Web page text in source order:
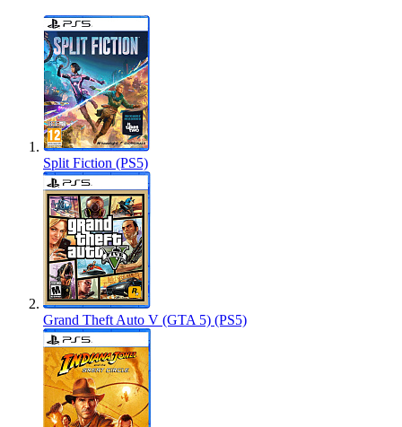
Split Fiction (PS5)
Grand Theft Auto V (GTA 5) (PS5)